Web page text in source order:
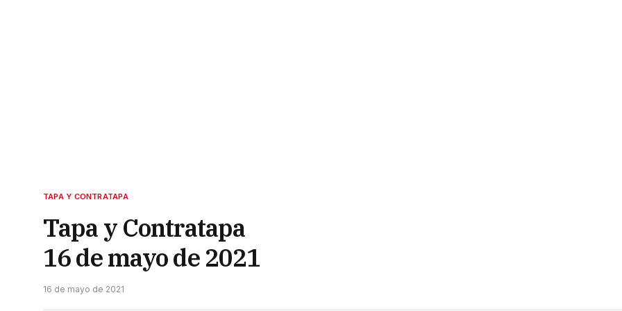
TAPA Y CONTRATAPA
Tapa y Contratapa
16 de mayo de 2021
16 de mayo de 2021